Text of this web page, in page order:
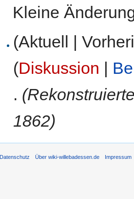
Kleine
(Aktuell |
(Diskussion |
.
1862)
Datenschutz Über wiki-willebadessen.de Impressum